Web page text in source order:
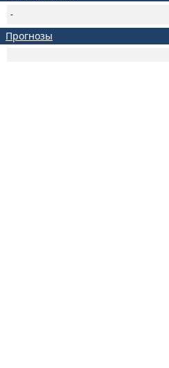
-
Прогнозы